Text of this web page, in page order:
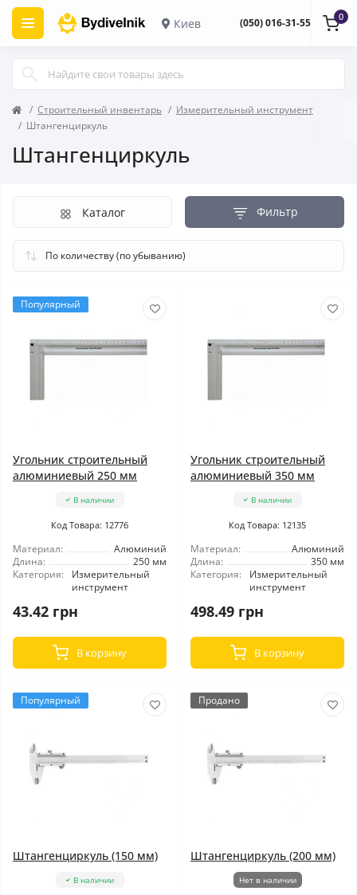
Киев (050) 016-31-55 0
Строительный инвентарь
Измерительный инструмент
Штангенциркуль
Штангенциркуль
Фильтр
Каталог
Популярный
Угольник строительный
алюминиевый 250 мм
В наличии
Код Товара: 12776
Материал:
Алюминий
Длина:
250 мм
Категория:
Измерительный
инструмент
43.42 грн
В корзину
Угольник строительный
алюминиевый 350 мм
В наличии
Код Товара: 12135
Материал:
Алюминий
Длина:
350 мм
Категория:
Измерительный
инструмент
498.49 грн
В корзину
Популярный
Штангенциркуль (150 мм)
В наличии
Продано
Штангенциркуль (200 мм)
Нет в наличии